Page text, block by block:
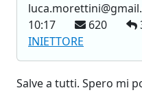
10:17
620
INIETTORE
Salve a tutti. Spero mi